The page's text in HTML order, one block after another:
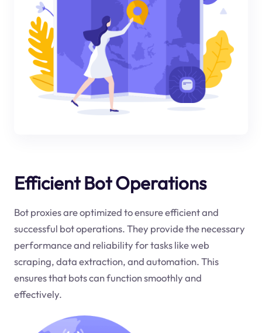
Efficient Bot Operations
Bot proxies are optimized to ensure efficient and
successful bot operations. They provide the necessary
performance and reliability for tasks like web
scraping, data extraction, and automation. This
ensures that bots can function smoothly and
effectively.